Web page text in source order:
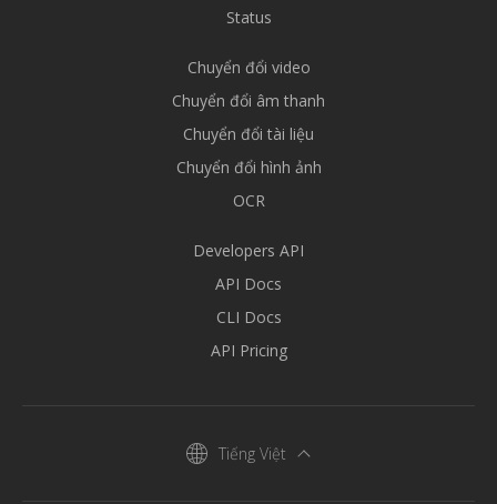
Status
Chuyển đổi video
Chuyển đổi âm thanh
Chuyển đổi tài liệu
Chuyển đổi hình ảnh
OCR
Developers API
API Docs
CLI Docs
API Pricing
Tiếng Việt